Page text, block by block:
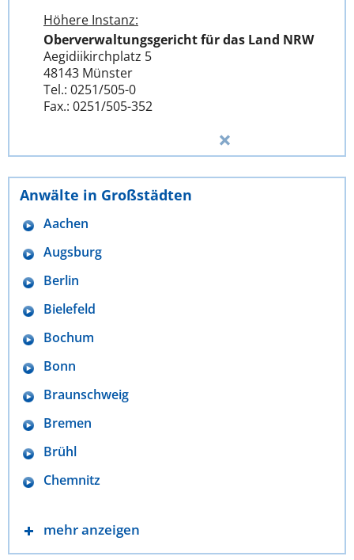
Höhere Instanz:
Oberverwaltungsgericht für das Land NRW
Aegidiikirchplatz 5
48143 Münster
Tel.: 0251/505-0
Fax.: 0251/505-352
Anwälte in Großstädten
Aachen
Augsburg
Berlin
Bielefeld
Bochum
Bonn
Braunschweig
Bremen
Brühl
Chemnitz
mehr anzeigen